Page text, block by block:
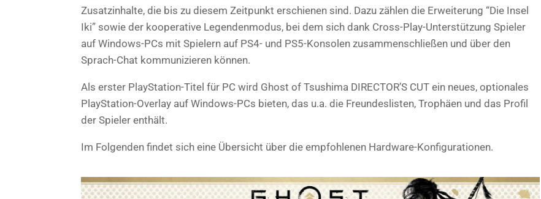
Zusatzinhalte, die bis zu diesem Zeitpunkt erschienen sind. Dazu zählen die Erweiterung “Die Insel
Iki” sowie der kooperative Legendenmodus, bei dem sich dank Cross-Play-Unterstützung Spieler
auf Windows-PCs mit Spielern auf PS4- und PS5-Konsolen zusammenschließen und über den
Sprach-Chat kommunizieren können.
Als erster PlayStation-Titel für PC wird Ghost of Tsushima DIRECTOR’S CUT ein neues, optionales
PlayStation-Overlay auf Windows-PCs bieten, das u.a. die Freundeslisten, Trophäen und das Profil
der Spieler enthält.
Im Folgenden findet sich eine Übersicht über die empfohlenen Hardware-Konfigurationen.